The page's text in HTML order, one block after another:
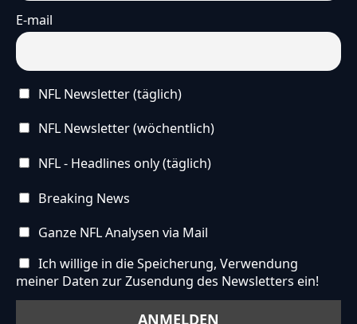
E-mail
NFL Newsletter (täglich)
NFL Newsletter (wöchentlich)
NFL - Headlines only (täglich)
Breaking News
Ganze NFL Analysen via Mail
Ich willige in die Speicherung, Verwendung
meiner Daten zur Zusendung des Newsletters ein!